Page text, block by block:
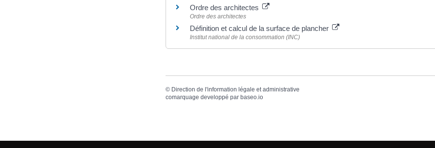
Ordre des architectes
Ordre des architectes
Définition et calcul de la surface de plancher
Institut national de la consommation (INC)
© Direction de l'information légale et administrative
comarquage developpé par baseo.io